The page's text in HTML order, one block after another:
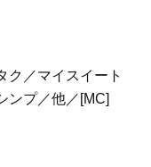
ク／マイスイート
ンプ／他／[MC]